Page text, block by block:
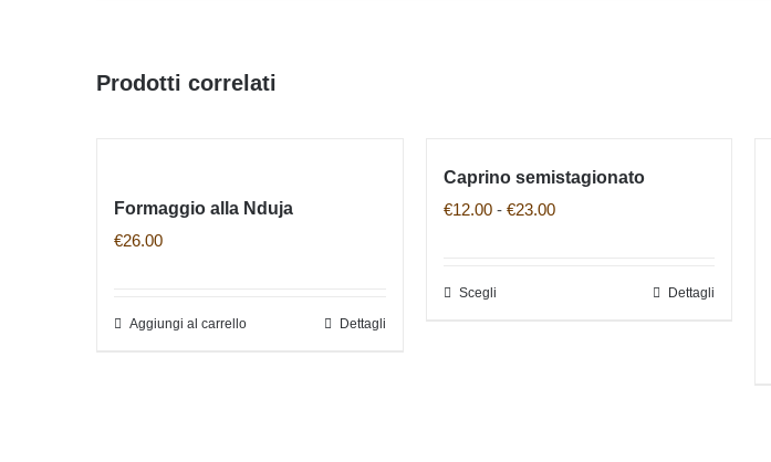
Prodotti correlati
Formaggio alla Nduja
€26.00
Aggiungi al carrello Dettagli
Caprino semistagionato
€12.00 - €23.00Fascia
ScegliQuesto
Dettagli